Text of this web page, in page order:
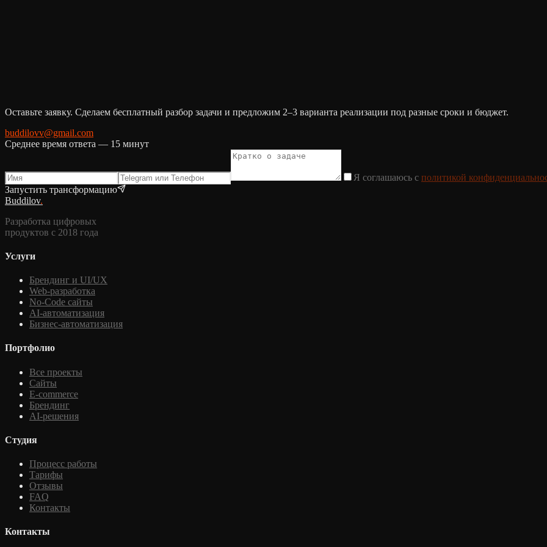
Оставьте заявку. Сделаем бесплатный разбор задачи и предложим 2–3 варианта реализации под разные сроки и бюджет.
buddilovv@gmail.com
Среднее время ответа — 15 минут
Я соглашаюсь с политикой
Запустить трансформацию
Buddilov.
Разработка цифровых
продуктов с 2018 года
Услуги
Брендинг и UI/UX
Web-разработка
No-Code сайты
AI-автоматизация
Бизнес-автоматизация
Портфолио
Все проекты
Сайты
E-commerce
Брендинг
AI-решения
Студия
Процесс работы
Тарифы
Отзывы
FAQ
Контакты
Контакты